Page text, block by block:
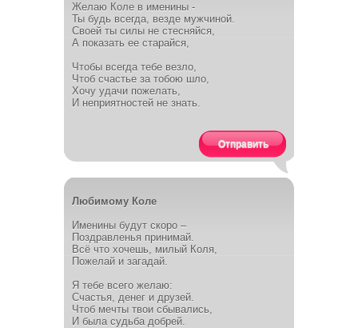
Желаю Коле в именины -
Ты будь всегда, везде мужчиной.
Своей ты силы не стесняйся,
А показать ее старайся,
Чтобы всегда тебе везло,
Чтоб счастье за тобою шло,
Хочу удачи пожелать,
И неприятностей не знать.
Отправить
Любимому Коле
Именины будут скоро –
Поздравленья принимай.
Всё что хочешь, милый Коля,
Пожелай и загадай.
Я тебе всего желаю:
Счастья, денег и друзей.
Чтоб мечты твои сбывались,
И была судьба добрей.